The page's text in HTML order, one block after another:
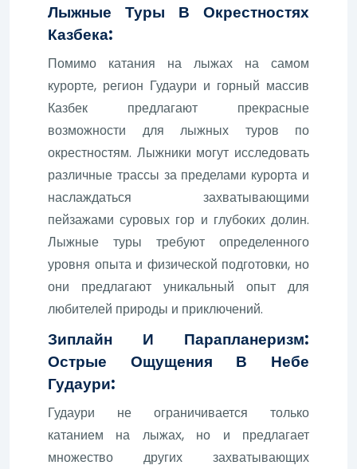
Лыжные Туры В Окрестностях
Казбека:
Помимо катания на лыжах на самом
курорте, регион Гудаури и горный массив
Казбек предлагают прекрасные
возможности для лыжных туров по
окрестностям. Лыжники могут исследовать
различные трассы за пределами курорта и
наслаждаться захватывающими
пейзажами суровых гор и глубоких долин.
Лыжные туры требуют определенного
уровня опыта и физической подготовки, но
они предлагают уникальный опыт для
любителей природы и приключений.
Зиплайн И Парапланеризм:
Острые Ощущения В Небе
Гудаури:
Гудаури не ограничивается только
катанием на лыжах, но и предлагает
множество других захватывающих